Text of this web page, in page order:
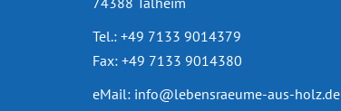
Tel.: +49 7133 9014379
Fax: +49 7133 9014380
eMail: info@lebensraeume-aus-holz.de